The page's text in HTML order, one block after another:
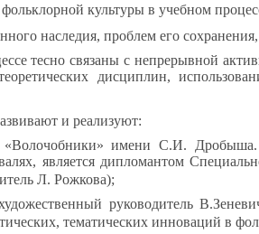
культуры в учебном
наследия, проблем его
тесно связаны с непрерывной
дисциплин,
и реализуют:
«Волочобники» имени С.И.
является дипломантом
Л. Рожкова);
руководитель
тематических инноваций в